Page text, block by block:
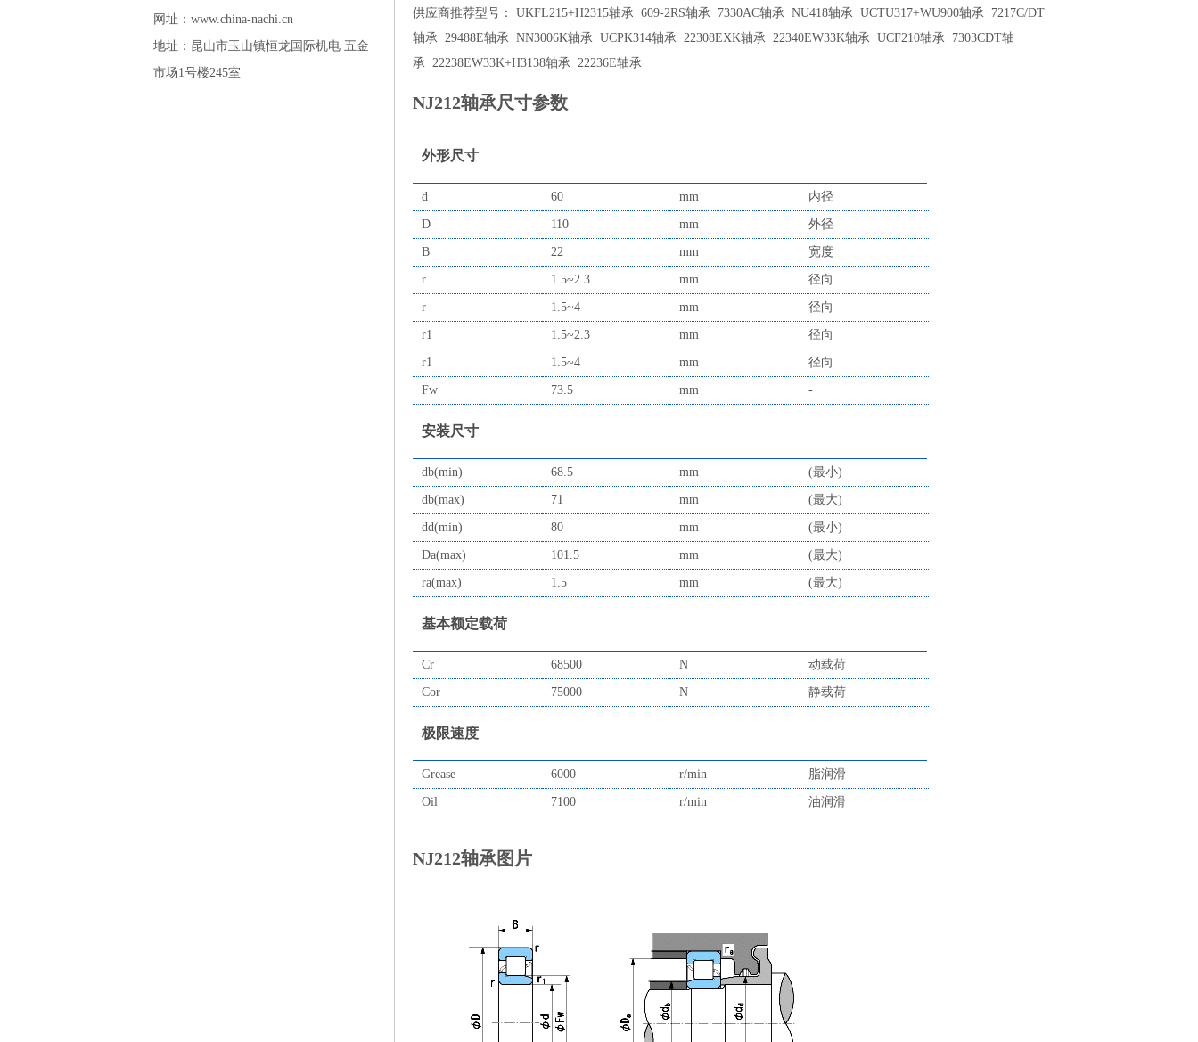
网址：www.china-nachi.cn
地址：昆山市玉山镇恒龙国际机电 五金
市场1号楼245室
供应商推荐型号： UKFL215+H2315轴承 609-2RS轴承 7330AC轴承 NU418轴承 UCTU317+WU900轴承 7217C/DT
轴承 29488E轴承 NN3006K轴承 UCPK314轴承 22308EXK轴承 22340EW33K轴承 UCF210轴承 7303CDT轴
承 22238EW33K+H3138轴承 22236E轴承
NJ212轴承尺寸参数
外形尺寸
d 60 mm 内径
D 110 mm 外径
B 22 mm 宽度
r 1.5~2.3 mm 径向
r 1.5~4 mm 径向
r1 1.5~2.3 mm 径向
r1 1.5~4 mm 径向
Fw 73.5 mm -
安装尺寸
db(min) 68.5 mm (最小)
db(max) 71 mm (最大)
dd(min) 80 mm (最小)
Da(max) 101.5 mm (最大)
ra(max) 1.5 mm (最大)
基本额定载荷
Cr 68500 N 动载荷
Cor 75000 N 静载荷
极限速度
Grease 6000 r/min 脂润滑
Oil 7100 r/min 油润滑
NJ212轴承图片